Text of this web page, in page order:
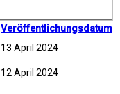
Veröffentlichungsdatum
13 April 2024
12 April 2024